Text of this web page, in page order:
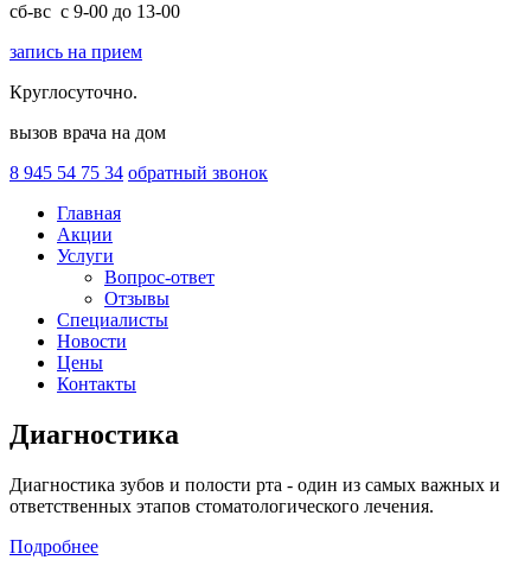
сб-вс с 9-00 до 13-00
запись на прием
Круглосуточно.
вызов врача на дом
8 945 54 75 34 обратный звонок
Главная
Акции
Услуги
Вопрос-ответ
Отзывы
Специалисты
Новости
Цены
Контакты
Диагностика
Диагностика зубов и полости рта - один из самых важных и
ответственных этапов стоматологического лечения.
Подробнее